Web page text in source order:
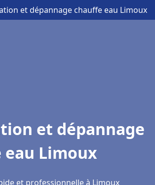
et dépannage chauffe eau Limoux
et dépannage
Limoux
et professionnelle à Limoux